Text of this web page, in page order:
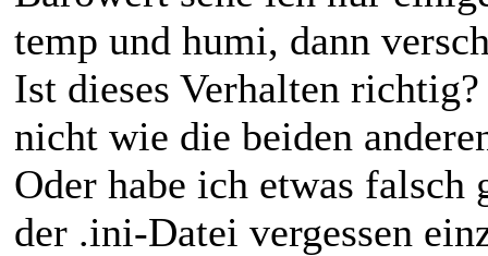
temp und humi, dann
Ist dieses Verhalten
nicht wie die beiden
Oder habe ich etwas falsch
der .ini-Datei vergessen